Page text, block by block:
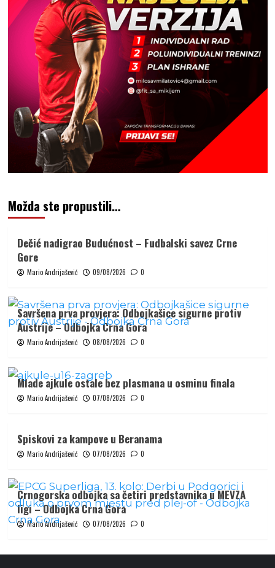
Možda ste propustili…
Dečić nadigrao Budućnost – Fudbalski savez Crne
Gore
Mario Andrijašević 09/08/2026 0
Savršena prva provjera: Odbojkašice sigurne protiv
Austrije – Odbojka Crna Gora
Mario Andrijašević 08/08/2026 0
Mlade ajkule ostale bez plasmana u osminu finala
Mario Andrijašević 07/08/2026 0
Spiskovi za kampove u Beranama
Mario Andrijašević 07/08/2026 0
Crnogorska odbojka sa četiri predstavnika u MEVZA
ligi – Odbojka Crna Gora
Mario Andrijašević 07/08/2026 0